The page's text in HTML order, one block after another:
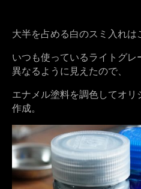
大半を占める白のスミ入れは
いつも使っているライトグレ
異なるように見えたので、
エナメル塗料を調色してオ
作成。